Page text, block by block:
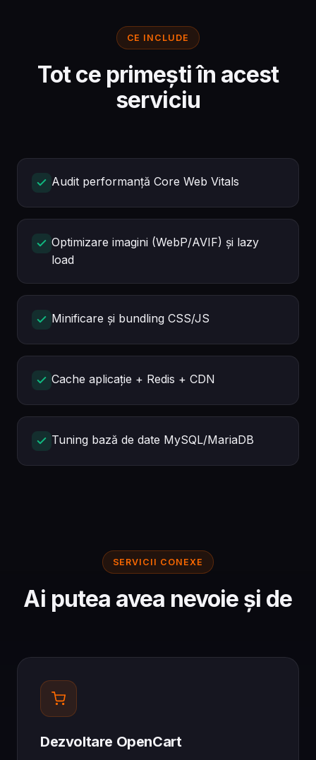
CE INCLUDE
Tot ce primești în acest
serviciu
Audit performanță Core Web Vitals
Optimizare imagini (WebP/AVIF) și lazy
load
Minificare și bundling CSS/JS
Cache aplicație + Redis + CDN
Tuning bază de date MySQL/MariaDB
SERVICII CONEXE
Ai putea avea nevoie și de
Dezvoltare OpenCart